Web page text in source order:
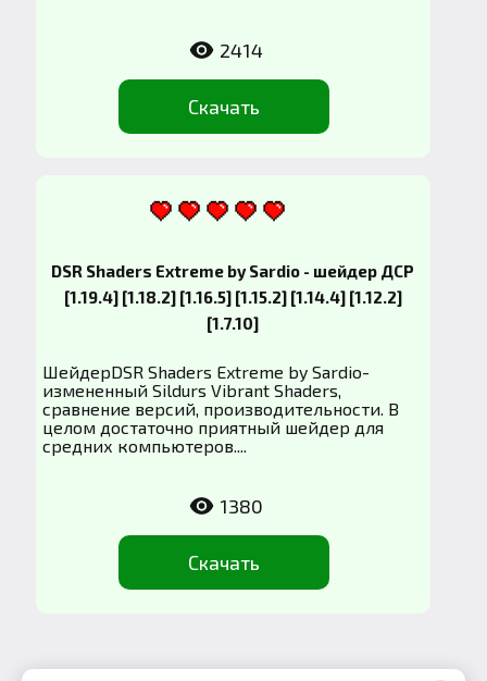
Скачать
2414
DSR Shaders Extreme by Sardio - шейдер ДСР
[1.19.4] [1.18.2] [1.16.5] [1.15.2] [1.14.4] [1.12.2]
[1.7.10]
ШейдерDSR Shaders Extreme by Sardio-
измененный Sildurs Vibrant Shaders,
сравнение версий, производительности. В
целом достаточно приятный шейдер для
средних компьютеров....
Скачать
1380